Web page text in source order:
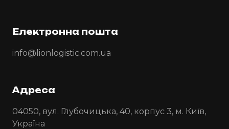
Електронна пошта
info@lionlogistic.com.ua
Адреса
04050, вул. Глубочицька, 40, корпус 3, м. Київ,
Україна